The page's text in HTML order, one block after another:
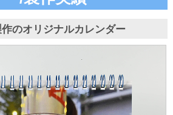
作のオリジナルカレンダー